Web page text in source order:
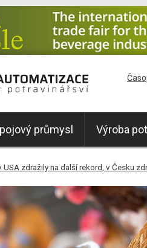
průmysl Výroba
USA zdražily na další rekord, v Česku